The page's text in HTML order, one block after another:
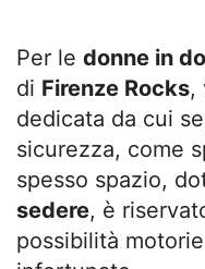
Per le donne in
di Firenze Rocks,
dedicata da cui
sicurezza, come
spesso spazio,
sedere, è
possibilità